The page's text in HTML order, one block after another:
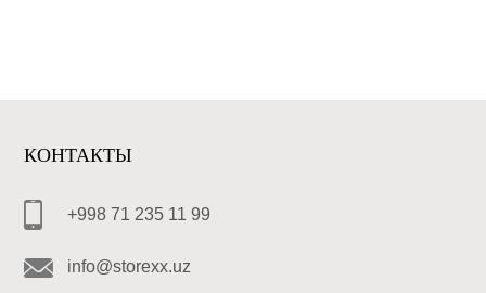
КОНТАКТЫ
+998 71 235 11 99
info@storexx.uz